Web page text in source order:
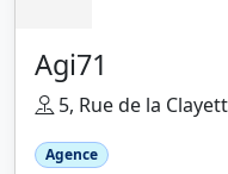
Agi71
5, Rue de la
Agence